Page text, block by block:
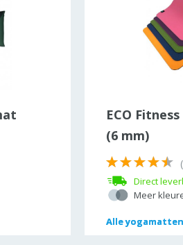
ECO
(6 mm)
Direct
Meer
Alleyogamatten
Alleyogamatten